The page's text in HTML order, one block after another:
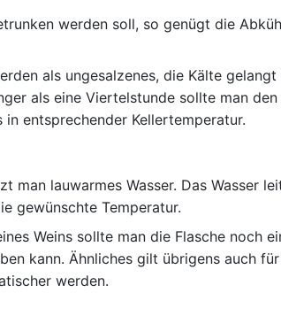
werden soll, so genügt die
als ungesalzenes, die Kälte
als eine Viertelstunde sollte man
entsprechender Kellertemperatur.
man lauwarmes Wasser. Das Wasser
gewünschte Temperatur.
Weins sollte man die Flasche noch
kann. Ähnliches gilt übrigens auch
werden.